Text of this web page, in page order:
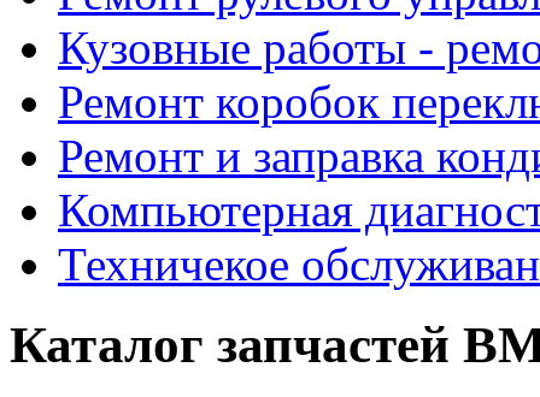
Кузовные работы -
Ремонт коробок
Ремонт и заправка
Компьютерная
Техничекое
Каталог запчастей